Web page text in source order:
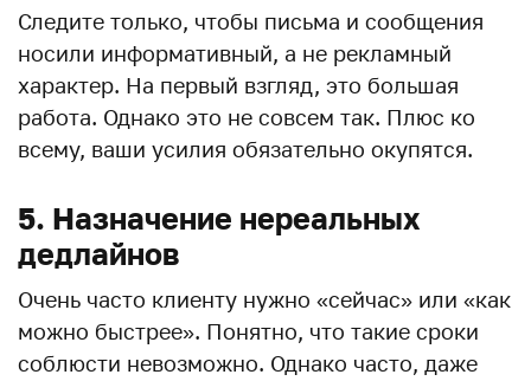
Следите только, чтобы письма и сообщения
носили информативный, а не рекламный
характер. На первый взгляд, это большая
работа. Однако это не совсем так. Плюс ко
всему, ваши усилия обязательно окупятся.
5. Назначение нереальных
дедлайнов
Очень часто клиенту нужно «сейчас» или «как
можно быстрее». Понятно, что такие сроки
соблюсти невозможно. Однако часто, даже